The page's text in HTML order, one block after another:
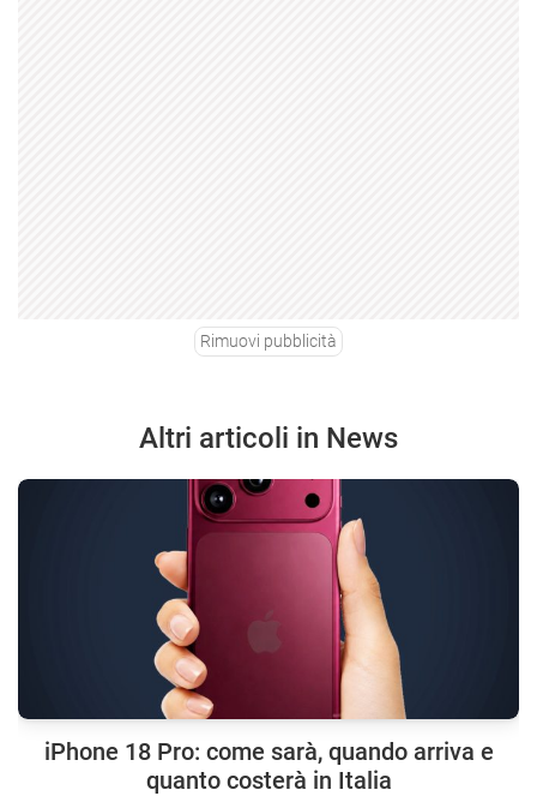
Rimuovi pubblicità
Altri articoli in News
iPhone 18 Pro: come sarà, quando arriva e
quanto costerà in Italia